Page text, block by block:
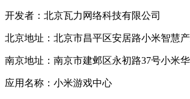
开发者：北京瓦力网络科技有限公司
北京地址：北京市昌平区安居路小米智慧
南京地址：南京市建邺区永初路37号小米
应用名称：小米游戏中心